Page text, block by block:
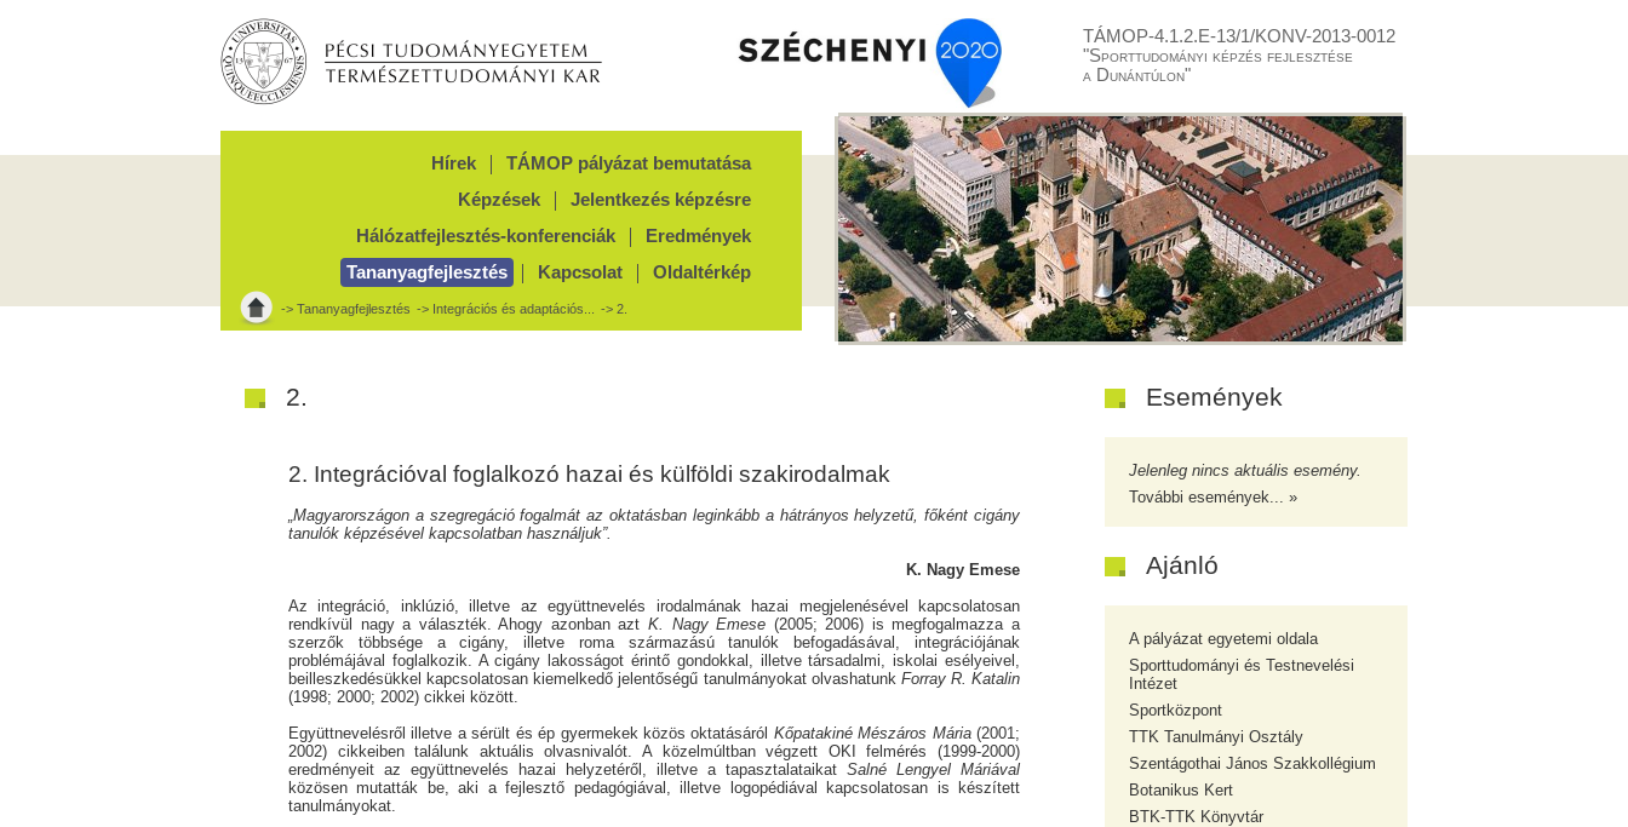
TÁMOP-4.1.2.E-13/1/KONV-2013-0012
"Sporttudományi képzés fejlesztése
a Dunántúlon"
Hírek
TÁMOP pályázat bemutatása
Képzések
Jelentkezés képzésre
Hálózatfejlesztés-konferenciák
Eredmények
Tananyagfejlesztés
Kapcsolat Oldaltérkép
-> Tananyagfejlesztés -> Integrációs és adaptációs... -> 2.
2.
2. Integrációval foglalkozó hazai és külföldi szakirodalmak
„Magyarországon a szegregáció fogalmát az oktatásban leginkább a hátrányos helyzetű, főként cigány
tanulók képzésével kapcsolatban használjuk”.
K. Nagy Emese
Az integráció, inklúzió, illetve az együttnevelés irodalmának hazai megjelenésével kapcsolatosan
rendkívül nagy a választék. Ahogy azonban azt K. Nagy Emese (2005; 2006) is megfogalmazza a
szerzők többsége a cigány, illetve roma származású tanulók befogadásával, integrációjának
problémájával foglalkozik. A cigány lakosságot érintő gondokkal, illetve társadalmi, iskolai esélyeivel,
beilleszkedésükkel kapcsolatosan kiemelkedő jelentőségű tanulmányokat olvashatunk Forray R. Katalin
(1998; 2000; 2002) cikkei között.
Együttnevelésről illetve a sérült és ép gyermekek közös oktatásáról Kőpatakiné Mészáros Mária(2001;
2002) cikkeiben találunk aktuális olvasnivalót. A közelmúltban végzett OKI felmérés (1999-2000)
eredményeit az együttnevelés hazai helyzetéről, illetve a tapasztalataikat Salné Lengyel Máriával
közösen mutatták be, aki a fejlesztő pedagógiával, illetve logopédiával kapcsolatosan is készített
tanulmányokat.
Események
Jelenleg nincs aktuális esemény.
További események... »
Ajánló
A pályázat egyetemi oldala
Sporttudományi és Testnevelési
Intézet
Sportközpont
TTK Tanulmányi Osztály
Szentágothai János Szakkollégium
Botanikus Kert
BTK-TTK Könyvtár